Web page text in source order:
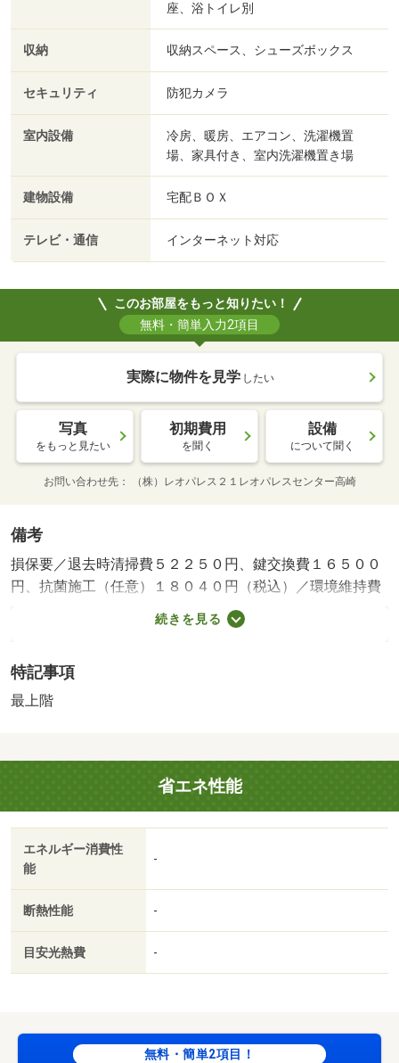
座、浴トイレ別
収納 収納スペース、シューズボックス
セキュリティ 防犯カメラ
室内設備
冷房、暖房、エアコン、洗濯機置
場、家具付き、室内洗濯機置き場
建物設備 宅配ＢＯＸ
テレビ・通信 インターネット対応
このお部屋をもっと知りたい！
無料・簡単入力2項目
実際に物件を見学 したい
写真
をもっと見たい
初期費用
を聞く
設備
について聞く
お問い合わせ先 （株）レオパレス２１レオパレスセンター高崎
備考
損保要／退去時清掃費５２２５０円、鍵交換費１６５００
円、抗菌施工（任意）１８０４０円（税込）／環境維持費
５５０円／月、更新手数料１６５００円／２年（税込）／
保証会社利用必：保証料：７７９９０円（契約内容により
／仲介手数料不要／バストイレ別／エアコン／室内洗濯置
／シューズボックス／温水洗浄便座／宅配ボックス／光フ
張/賃貸戸数:18戸
続きを見る
特記事項
最上階
省エネ性能
エネルギー消費性
能
-
断熱性能 -
目安光熱費 -
無料・簡単2項目！